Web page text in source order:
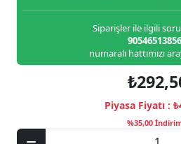
Siparişler ile ilgili
numaralı hattımızı
Piyasa Fiyatı :
%35,00